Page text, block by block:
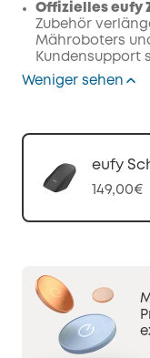
Offizielles eufy
Zubehör
Mähroboters
Kundensupport
Weniger sehen
eufy
149,00€